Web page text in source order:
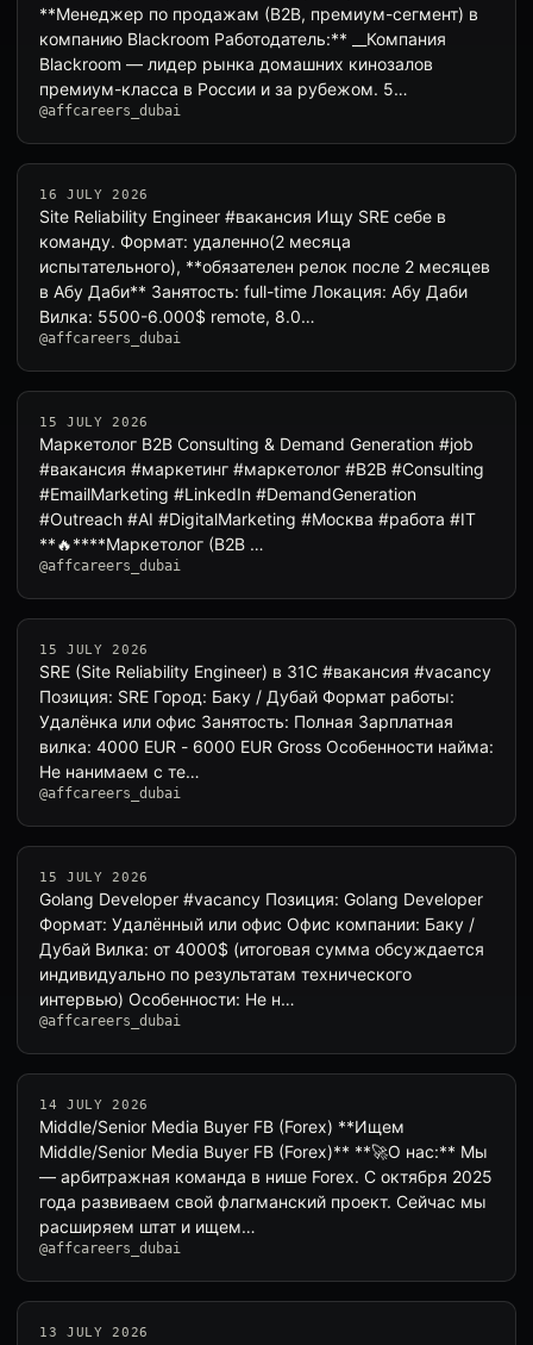
**Менеджер по продажам (B2B, премиум-сегмент) в
компанию Blackroom Работодатель:** __Компания
Blackroom — лидер рынка домашних кинозалов
премиум-класса в России и за рубежом. 5…
@affcareers_dubai
16 JULY 2026
Site Reliability Engineer #вакансия Ищу SRE себе в
команду. Формат: удаленно(2 месяца
испытательного), **обязателен релок после 2 месяцев
в Абу Даби** Занятость: full-time Локация: Абу Даби
Вилка: 5500-6.000$ remote, 8.0…
@affcareers_dubai
15 JULY 2026
Маркетолог B2B Consulting & Demand Generation #job
#вакансия #маркетинг #маркетолог #B2B #Consulting
#EmailMarketing #LinkedIn #DemandGeneration
#Outreach #AI #DigitalMarketing #Москва #работа #IT
**🔥****Маркетолог (B2B …
@affcareers_dubai
15 JULY 2026
SRE (Site Reliability Engineer) в 31C #вакансия #vacancy
Позиция: SRE Город: Баку / Дубай Формат работы:
Удалёнка или офис Занятость: Полная Зарплатная
вилка: 4000 EUR - 6000 EUR Gross Особенности найма:
Не нанимаем с те…
@affcareers_dubai
15 JULY 2026
Golang Developer #vacancy Позиция: Golang Developer
Формат: Удалённый или офис Офис компании: Баку /
Дубай Вилка: от 4000$ (итоговая сумма обсуждается
индивидуально по результатам технического
интервью) Особенности: Не н…
@affcareers_dubai
14 JULY 2026
Middle/Senior Media Buyer FB (Forex) **Ищем
Middle/Senior Media Buyer FB (Forex)** **🚀О нас:** Мы
— арбитражная команда в нише Forex. С октября 2025
года развиваем cвой флагманский проект. Сейчас мы
расширяем штат и ищем…
@affcareers_dubai
13 JULY 2026